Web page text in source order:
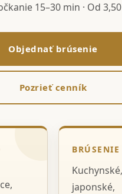
15–30 min · Od
Objednať brúsenie
Pozrieť cenník
Kuchynské,
japonské,